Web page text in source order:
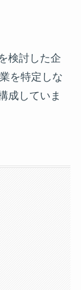
検討した企
を特定しな
成していま